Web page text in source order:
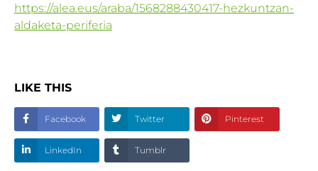
https://alea.eus/araba/1568288430417-hezkuntzan-
aldaketa-periferia
LIKE THIS
Facebook Twitter Pinterest
LinkedIn Tumblr